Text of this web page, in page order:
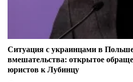
Ситуация с украинцами в Польше
вмешательства: открытое
юристов к Лубинцу